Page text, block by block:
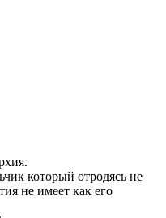
который отродясь не
не имеет как его